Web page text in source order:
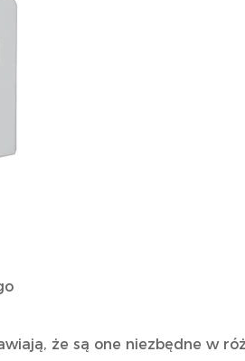
że są one niezbędne w